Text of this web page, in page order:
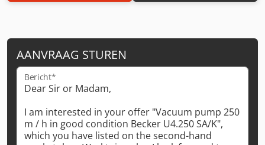
AANVRAAG STUREN
Bericht*